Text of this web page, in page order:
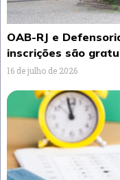
OAB-RJ e
inscrições são
16 de julho de 2026